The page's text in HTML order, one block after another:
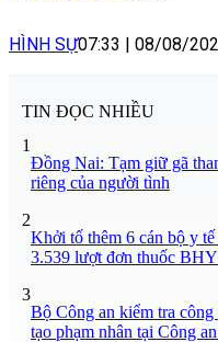
HÌNH SỰ07:33 08/08/
TIN ĐỌC NHIỀU
1
Đồng Nai: Tạm giữ gã
riêng của người tình
2
Khởi tố thêm 6 cán bộ y
3.539 lượt đơn thuốc
3
Bộ Công an kiểm tra
tạo phạm nhân tại Công